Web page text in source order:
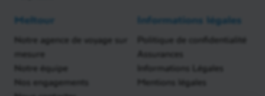
Meltour
Notre agence de voyage sur
mesure
Notre équipe
Nos engagements
Informations légales
Politique de confidentialité
Assurances
Informations Légales
Mentions légales